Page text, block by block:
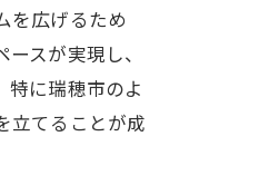
を広げるため
スが実現し、
に瑞穂市のよ
立てることが成